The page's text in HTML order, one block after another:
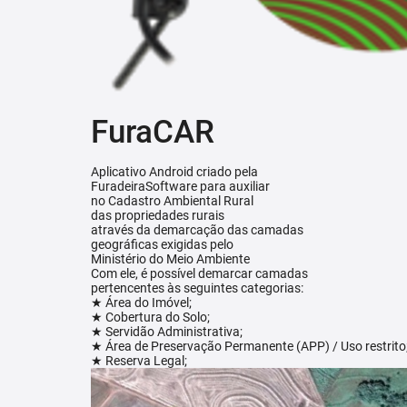
FuraCAR
Aplicativo Android criado pela
FuradeiraSoftware para auxiliar
no Cadastro Ambiental Rural
das propriedades rurais
através da demarcação das camadas
geográficas exigidas pelo
Ministério do Meio Ambiente
Com ele, é possível demarcar camadas
pertencentes às seguintes categorias:
★ Área do Imóvel;
★ Cobertura do Solo;
★ Servidão Administrativa;
★ Área de Preservação Permanente (APP) / Uso
★ Reserva Legal;